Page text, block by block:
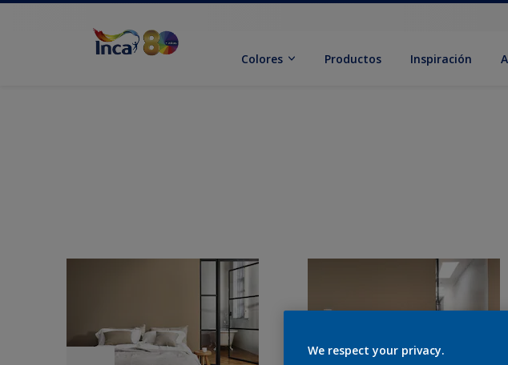
Colores Productos Inspiración
We respect your privacy.